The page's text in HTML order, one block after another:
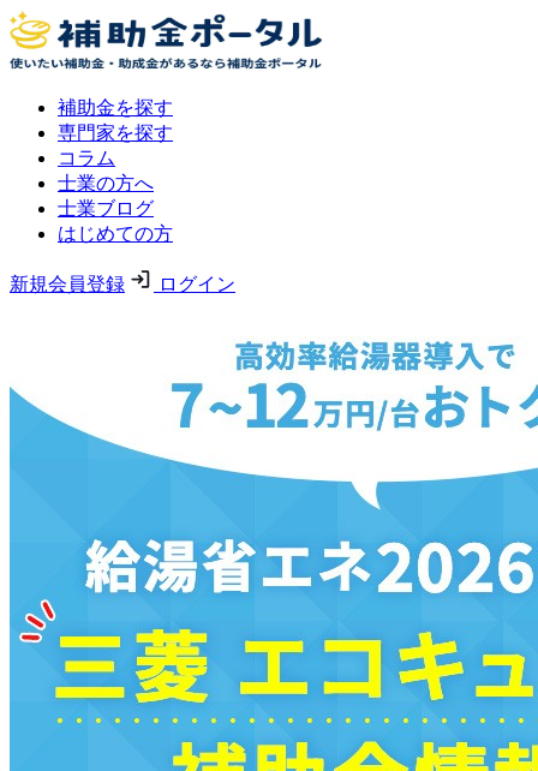
補助金を探す
専門家を探す
コラム
士業の方へ
士業ブログ
はじめての方
新規会員登録 ログイン